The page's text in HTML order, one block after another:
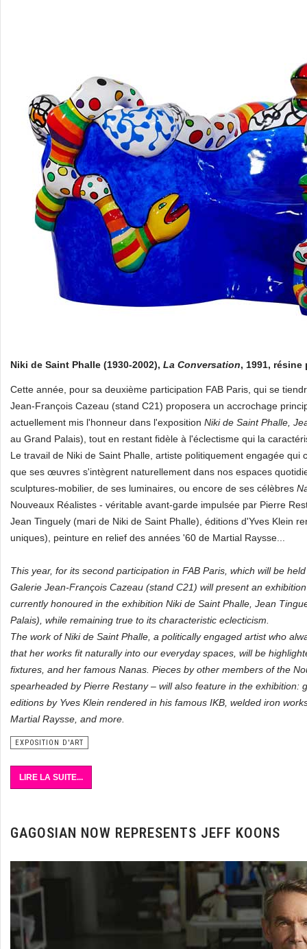
Niki de Saint Phalle (1930-2002), La Conversation, 1991, résine
Cette année, pour sa deuxième participation FAB Paris, qui se
Jean-François Cazeau (stand C21) proposera un accrochage
actuellement mis l'honneur dans l'exposition Niki de Saint Phalle,
au Grand Palais), tout en restant fidèle à l'éclectisme qui la
Le travail de Niki de Saint Phalle, artiste politiquement engagée
que ses œuvres s'intègrent naturellement dans nos espaces
sculptures-mobilier, de ses luminaires, ou encore de ses célèbres
Nouveaux Réalistes - véritable avant-garde impulsée par Pierre
Jean Tinguely (mari de Niki de Saint Phalle), éditions d'Yves Klein
uniques), peinture en relief des années '60 de Martial Raysse...
This year, for its second participation in FAB Paris, which will be
Galerie Jean-François Cazeau (stand C21) will present an
currently honoured in the exhibition Niki de Saint Phalle, Jean
Palais), while remaining true to its characteristic eclecticism.
The work of Niki de Saint Phalle, a politically engaged artist who
that her works fit naturally into our everyday spaces, will be
fixtures, and her famous Nanas. Pieces by other members of the
spearheaded by Pierre Restany – will also feature in the
editions by Yves Klein rendered in his famous IKB, welded iron
Martial Raysse, and more.
EXPOSITION D'ART
LIRE LA SUITE...
GAGOSIAN NOW REPRESENTS JEFF KOONS